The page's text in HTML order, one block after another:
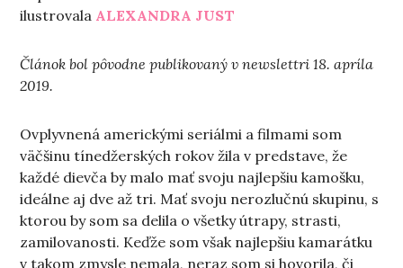
ilustrovala ALEXANDRA JUST
Článok bol pôvodne publikovaný v newslettri 18. apríla
2019.
Ovplyvnená americkými seriálmi a filmami som
väčšinu tínedžerských rokov žila v predstave, že
každé dievča by malo mať svoju najlepšiu kamošku,
ideálne aj dve až tri. Mať svoju nerozlučnú skupinu, s
ktorou by som sa delila o všetky útrapy, strasti,
zamilovanosti. Keďže som však najlepšiu kamarátku
v takom zmysle nemala, neraz som si hovorila, či